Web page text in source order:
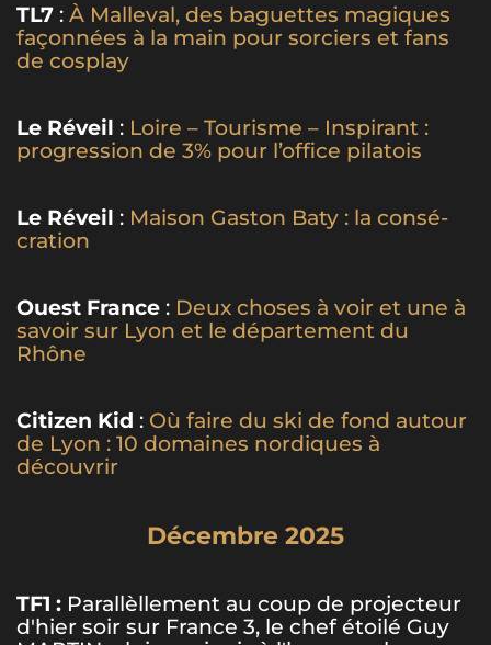
TL7 : À Malleval, des baguettes magiques
façonnées à la main pour sorciers et fans
de cosplay
Le Réveil : Loire – Tourisme – Inspirant :
progression de 3% pour l’office pilatois
Le Réveil : Mai­son Gas­ton Baty : la consé­
cra­tion
Ouest France : Deux choses à voir et une à
savoir sur Lyon et le département du
Rhône
Citizen Kid : Où faire du ski de fond autour
de Lyon : 10 domaines nordiques à
découvrir
Décembre 2025
TF1 : Parallèllement au coup de projecteur
d'hier soir sur France 3, le chef étoilé Guy